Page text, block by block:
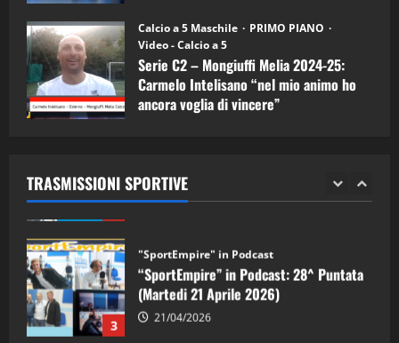
Calcio a 5 Maschile
PRIMO PIANO
Video - Calcio a 5
Serie C2 – Mongiuffi Melia 2024-25:
Carmelo Intelisano “nel mio animo ho
ancora voglia di vincere”
TRASMISSIONI SPORTIVE
1
“SportEmpire” in Podcast: 30^ Puntata
(Martedi 05 Maggio 2026)
08/05/2026
2 28/04/2026
3
“SportEmpire” in Podcast: 28^ Puntata
(Martedi 21 Aprile 2026)
21/04/2026